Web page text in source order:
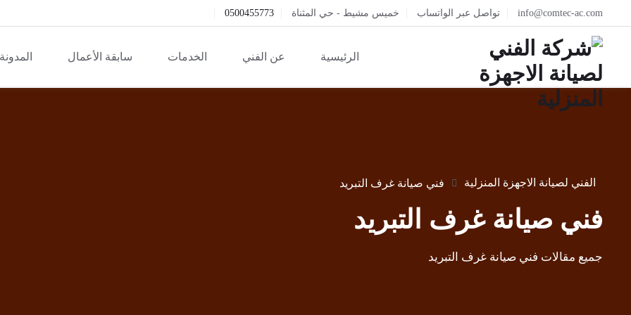
info@comtec-ac.com تواصل عبر الواتساب خميس مشيط - حي المثناة 0500455773
الرئيسية عن الفني الخدمات سابقة الأعمال المدونة
الفني لصيانة الاجهزة المنزلية فني صيانة غرف التبريد
فني صيانة غرف التبريد
جميع مقالات فني صيانة غرف التبريد